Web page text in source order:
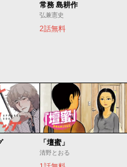
常務 島耕作
弘兼憲史
2話無料
「壇蜜」
清野とおる